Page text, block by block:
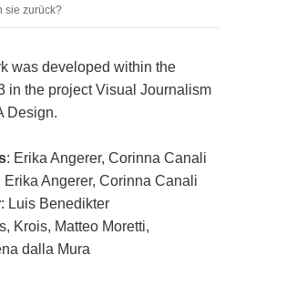
sie zurück?
was developed within the
in the project Visual Journalism
Design.
: Erika Angerer, Corinna Canali
Erika Angerer, Corinna Canali
: Luis Benedikter
Krois, Matteo Moretti,
dalla Mura